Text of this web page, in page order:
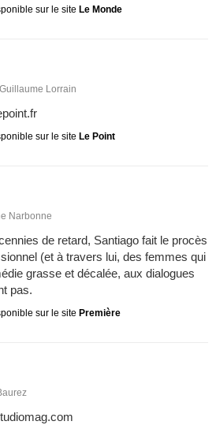
sur le site Le Monde
Lorrain
sur le site Le Point
Narbonne
de retard, Santiago fait le procès
(et à travers lui, des femmes qui
grasse et décalée, aux dialogues
pas.
sur le site Première